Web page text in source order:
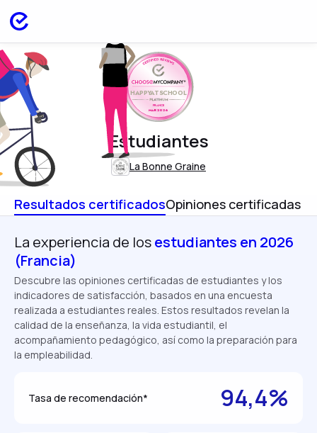
HAPPYATSCHOOL
FRANCE
MAR 2026
Estudiantes
La Bonne Graine
Resultados certificadosOpiniones certificadas
La experiencia de losestudiantes en 2026
(Francia)
Descubre las opiniones certificadas de estudiantes y los
indicadores de satisfacción, basados en una encuesta
realizada a estudiantes reales. Estos resultados revelan la
calidad de la enseñanza, la vida estudiantil, el
acompañamiento pedagógico, así como la preparación para
la empleabilidad.
Tasa de recomendación* 94,4%